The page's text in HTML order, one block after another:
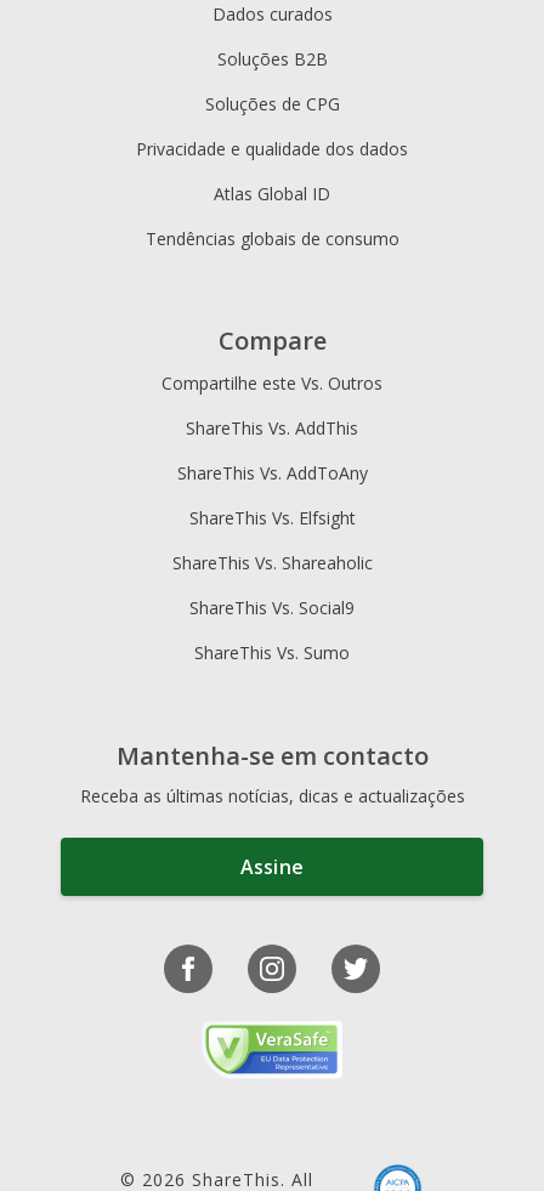
Dados curados
Soluções B2B
Soluções de CPG
Privacidade e qualidade dos dados
Atlas Global ID
Tendências globais de consumo
Compare
Compartilhe este Vs. Outros
ShareThis Vs. AddThis
ShareThis Vs. AddToAny
ShareThis Vs. Elfsight
ShareThis Vs. Shareaholic
ShareThis Vs. Social9
ShareThis Vs. Sumo
Mantenha-se em contacto
Receba as últimas notícias, dicas e actualizações
Assine
© 2026 ShareThis. All